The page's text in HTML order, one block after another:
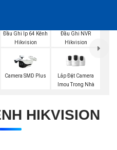
Đầu Ghi Ip 64 Kênh
Hikvision
Đầu Ghi NVR
Hikvision
Camera SMD Plus
Lắp Đặt Camera
Imou Trong Nhà
HIKVISION